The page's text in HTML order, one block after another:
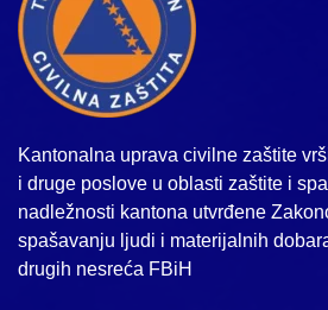
Kantonalna uprava civilne zaštite
i druge poslove u oblasti zaštite i
nadležnosti kantona utvrđene
spašavanju ljudi i materijalnih
drugih nesreća FBiH